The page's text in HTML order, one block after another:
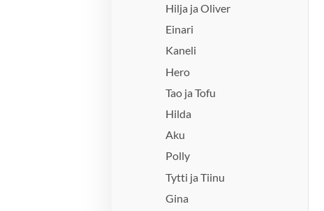
Hilja ja Oliver
Einari
Kaneli
Hero
Tao ja Tofu
Hilda
Aku
Polly
Tytti ja Tiinu
Gina